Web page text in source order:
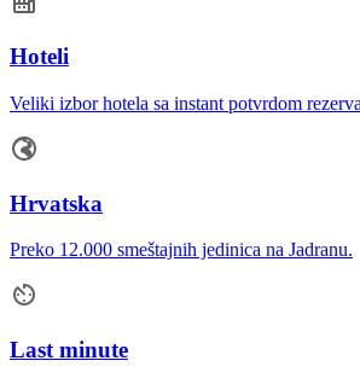
Hoteli
Veliki izbor hotela sa instant potvrdom
Hrvatska
Preko 12.000 smeštajnih jedinica na Jadranu.
Last minute